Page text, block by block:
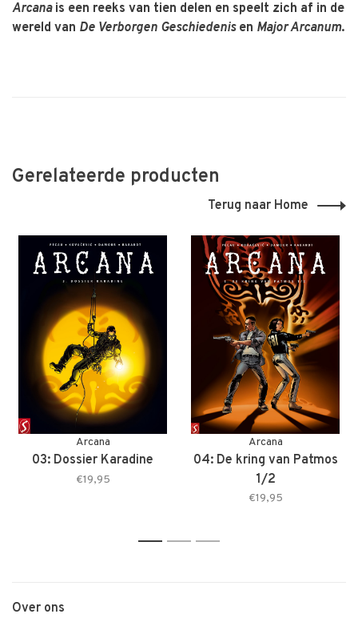
Arcanais een reeks van tien delen en speelt zich af in de
wereld van De Verborgen Geschiedenisen Major Arcanum.
Gerelateerde producten
Terug naar Home
Arcana
03: Dossier Karadine
€19,95
Arcana
04: De kring van Patmos
1/2
€19,95
1 2 3
Over ons